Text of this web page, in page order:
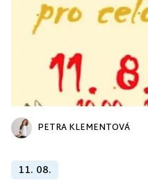
PETRA KLEMENTOVÁ
11. 08.